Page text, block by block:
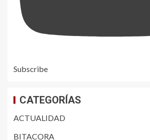
Subscribe
CATEGORÍAS
ACTUALIDAD
BITACORA